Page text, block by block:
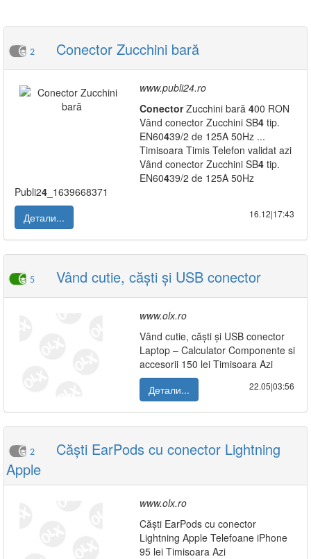
2 Conector Zucchini bară
www.publi24.ro
ConectorZucchini bară 400 RON
Vând conector Zucchini SB4 tip.
EN60439/2 de 125A 50Hz ...
Timisoara Timis Telefon validat azi
Vând conector Zucchini SB4 tip.
EN60439/2 de 125A 50Hz
Publi24 _1639668371
Детали...
16.12|17:43
5 Vând cutie, căști și USB conector
www.olx.ro
Vând cutie, căști și USB conector
Laptop – Calculator Componente si
accesorii 150 lei Timisoara Azi
Детали...
22.05|03:56
2
Căști EarPods cu conector Lightning
Apple
www.olx.ro
Căști EarPods cu conector
Lightning Apple Telefoane iPhone
95 lei Timisoara Azi